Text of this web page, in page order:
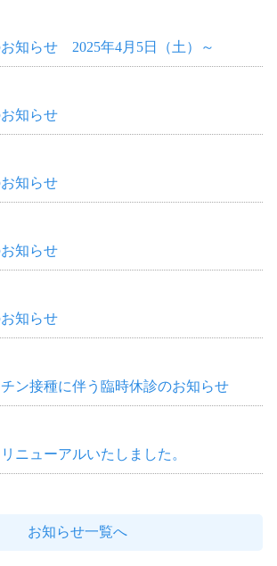
知らせ 2025年4月5日（土）～
知らせ
知らせ
知らせ
知らせ
ン接種に伴う臨時休診のお知らせ
ニューアルいたしました。
お知らせ一覧へ